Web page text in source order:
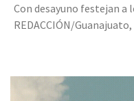
Con desayuno festejan a
REDACCIÓN/